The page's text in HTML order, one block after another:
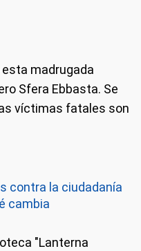
madrugada
Sfera Ebbasta. Se
víctimas fatales son
contra la ciudadanía
cambia
"Lanterna